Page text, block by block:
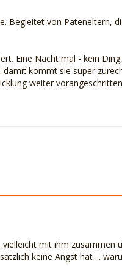
Begleitet von Pateneltern,
Eine Nacht mal - kein
kommt sie super
weiter
mit ihm zusammen
keine Angst hat ...